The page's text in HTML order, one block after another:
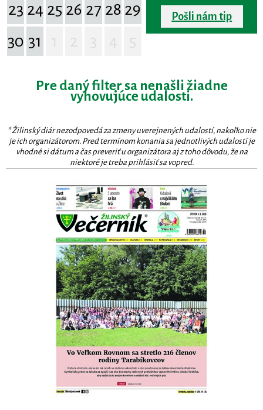
23 24 25 26 27 28 29
30 31
Pošli nám tip
Pre daný filter sa nenašli žiadne
vyhovujúce udalosti.
* Žilinský diár nezodpovedá za zmeny uverejnených udalostí, nakoľko nie
je ich organizátorom. Pred termínom konania sa jednotlivých udalostí je
vhodné si dátum a čas preveriť u organizátora aj z toho dôvodu, že na
niektoré je treba prihlásiť sa vopred.